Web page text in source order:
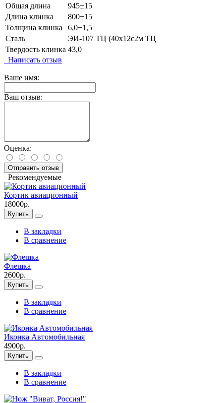
Общая длина
945±15
Длина клинка
800±15
Толщина клинка
6,0±1,5
Сталь
ЭИ-107 ТЦ (40х12с2м ТЦ
Твердость клинка 43,0
Написать отзыв
Ваше имя:
Ваш отзыв:
Оценка:
Отправить отзыв
Рекомендуемые
Кортик авиационный
18000р.
Купить
В закладки
В сравнение
Флешка
2600р.
Купить
В закладки
В сравнение
Иконка Автомобильная
4900р.
Купить
В закладки
В сравнение